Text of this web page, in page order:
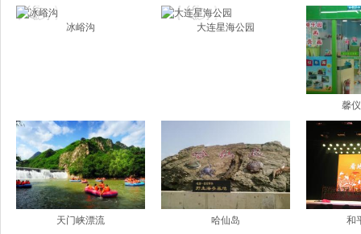
冰峪沟 大连星海公园
馨
天门峡漂流 哈仙岛 和